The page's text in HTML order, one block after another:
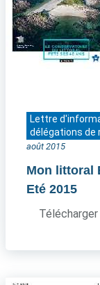
Lettre
délégations de
août 2015
Mon littoral
Eté 2015